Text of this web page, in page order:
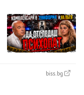
biss.bg